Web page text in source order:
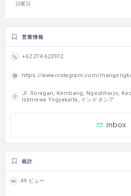
日曜日
営業情報
+62 274 622972
https://www.instagram.com/
Jl. Soragan, Kembang, Ngestiharjo,
Istimewa Yogyakarta, インドネシア
Inbox
統計
49 ビュー